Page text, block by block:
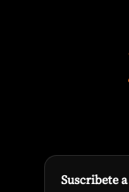
Suscribete